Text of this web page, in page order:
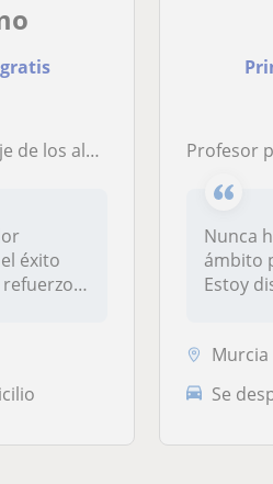
las materias de primaria.
éxito
Profesor
Nunca
ámbito
Estoy
Murcia
Se